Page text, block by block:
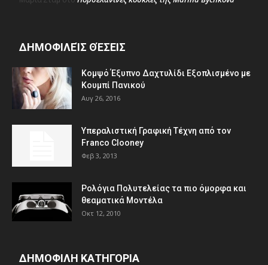
ΔΗΜΟΦΙΛΕΊΣ ΘΈΣΕΙΣ
Κομψό Έξυπνο Δαχτυλίδι Εξοπλισμένο με
Κουμπί Πανικού
Αυγ 26, 2016
Υπεραλιστική Γραφική Τέχνη από τον
Franco Clooney
Φεβ 3, 2013
Ρολόγια Πολυτελείας τα πιο όμορφα και
θεαματικά Μοντέλα
Οκτ 12, 2010
ΔΗΜΟΦΙΛΗ ΚΑΤΗΓΟΡΙΑ